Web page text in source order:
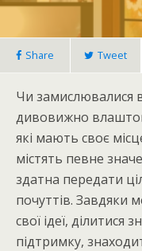
Share Tweet
Чи замислювалися
дивовижно
які мають своє
містять певне
здатна передати
почуттів. Завдяки
свої ідеї, ділитися
підтримку,